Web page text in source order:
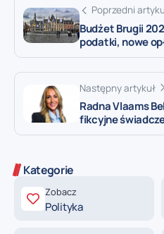
Poprzedni
Budżet Brugii
podatki, nowe
Następny artykuł
Radna Vlaams
fikcyjne
Kategorie
Zobacz
Polityka